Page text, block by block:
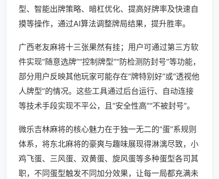
型、智能出牌策略、暗杠优化、提高好牌率及快速自
摸等操作，通过AI算法调整牌局结果，提升胜率。
广西老友麻将十三张果然有挂；用户可通过第三方软
件实现“随意选牌”“控制牌型”“防检测防封号”等功能，
部分用户反映其他玩家可能存在“牌特别好”或“透视他
人牌型”的情况。这些工具通过后台运行、自动连接
等技术手段实现不平公，且“安全性高”“不被封号”。
微乐吉林麻将的核心魅力在于独一无二的“蛋”系规则
体系，将东北麻将的豪爽与趣味展现得淋漓尽致，小
鸡飞蛋、三风蛋、双黄蛋、旋风蛋等多种蛋型各司其
职，不同蛋型触发不同加分效果，让每一局都充满未